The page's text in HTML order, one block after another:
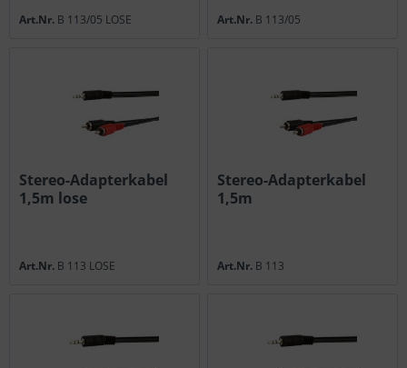
Art.Nr. B 113/05 LOSE Art.Nr. B 113/05
Stereo-Adapterkabel
1,5m lose
Art.Nr. B 113 LOSE
Stereo-Adapterkabel
1,5m
Art.Nr. B 113